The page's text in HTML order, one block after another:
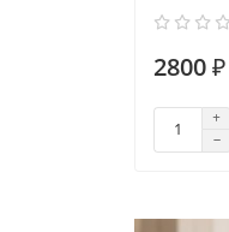
2800 ₽